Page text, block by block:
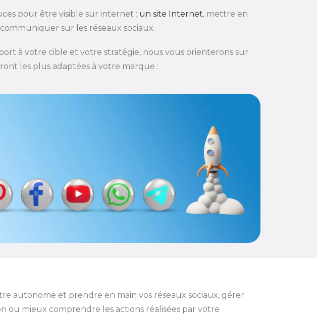
pour être visible sur internet : un site Internet, mettre en
sur les réseaux sociaux.
à votre cible et votre stratégie, nous vous orienterons sur
les plus adaptées à votre marque :
autonome et prendre en main vos réseaux sociaux, gérer
ou mieux comprendre les actions réalisées par votre